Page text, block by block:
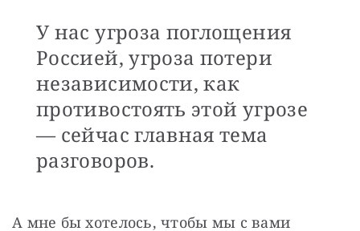
У нас угроза поглощения
Россией, угроза потери
независимости, как
противостоять этой угрозе
— ​сейчас главная тема
разговоров.
А мне бы хотелось, чтобы мы с вами